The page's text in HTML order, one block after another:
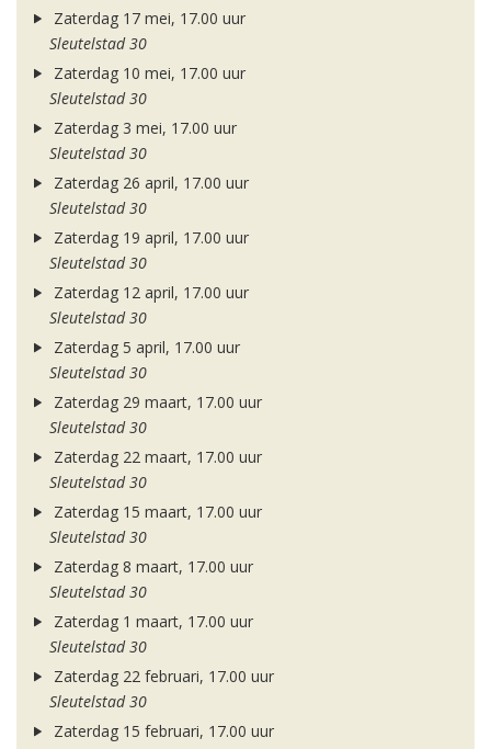
Zaterdag 17 mei, 17.00 uur
Sleutelstad 30
Zaterdag 10 mei, 17.00 uur
Sleutelstad 30
Zaterdag 3 mei, 17.00 uur
Sleutelstad 30
Zaterdag 26 april, 17.00 uur
Sleutelstad 30
Zaterdag 19 april, 17.00 uur
Sleutelstad 30
Zaterdag 12 april, 17.00 uur
Sleutelstad 30
Zaterdag 5 april, 17.00 uur
Sleutelstad 30
Zaterdag 29 maart, 17.00 uur
Sleutelstad 30
Zaterdag 22 maart, 17.00 uur
Sleutelstad 30
Zaterdag 15 maart, 17.00 uur
Sleutelstad 30
Zaterdag 8 maart, 17.00 uur
Sleutelstad 30
Zaterdag 1 maart, 17.00 uur
Sleutelstad 30
Zaterdag 22 februari, 17.00 uur
Sleutelstad 30
Zaterdag 15 februari, 17.00 uur